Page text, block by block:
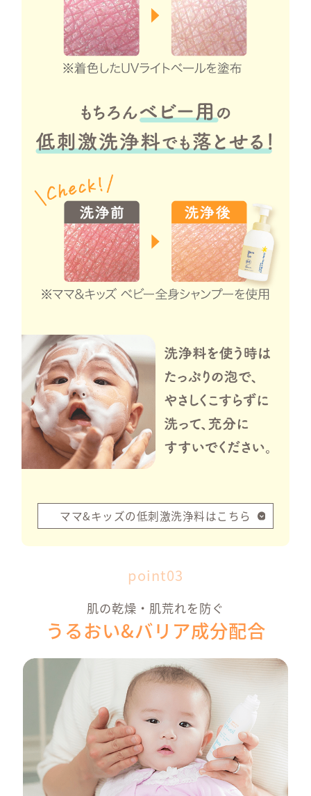
日焼け止めで
室内でのうっ
家族全員のUV
製品
低刺
しっかり紫外